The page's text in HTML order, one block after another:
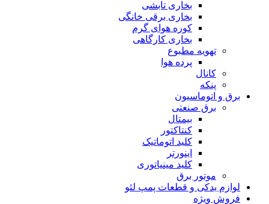
بخاری تابشی
بخاری برقی خانگی
کوره هوای گرم
بخاری کارگاهی
تهویه مطبوع
پرده هوا
کانال
پنکه
برق و اتوماسیون
برق صنعتی
بیمتال
کنتاکتور
کلید اتوماتیک
اینورتر
کلید مینیاتوری
موتور برق
لوازم یدکی و قطعات پمپ لئو
فروش ویژه